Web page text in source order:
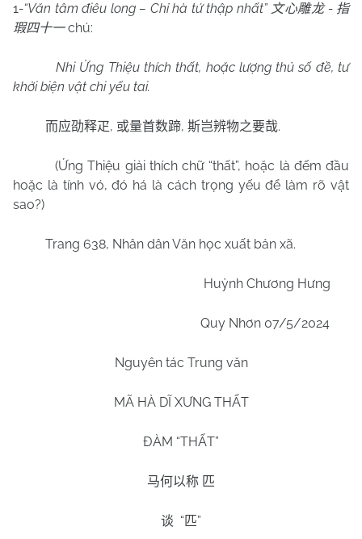
1-“Văn tâm điêu long – Chỉ hà tứ thập nhất” 文心雕龙- 指
瑕四十一 chú:
Nhi Ứng Thiệu thích thất, hoặc lượng thủ số đề, tư
khởi biện vật chi yếu tai.
而应劭释疋, 或量首数蹄, 斯岂辨物之要哉.
(Ứng Thiệu giải thích chữ “thất”, hoặc là đếm đầu
hoặc là tính vó, đó há là cách trọng yếu để làm rõ vật
sao?)
Trang 638, Nhân dân Văn học xuất bản xã.
Huỳnh Chương Hưng
Quy Nhơn 07/5/2024
Nguyên tác Trung văn
MÃ HÀ DĨ XƯNG THẤT
ĐÀM “THẤT”
马何以称 匹
谈 “ 匹”